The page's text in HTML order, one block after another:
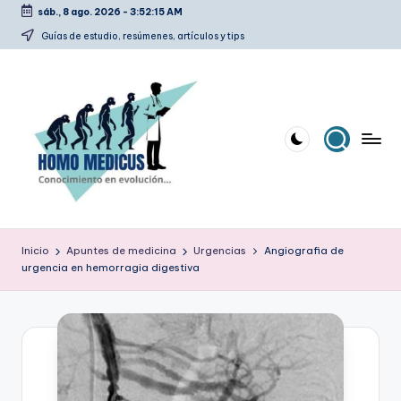
Saltar
sáb., 8 ago. 2026 - 3:52:15 AM
Guías de estudio, resúmenes, artículos y tips
o
m
estudio,
Inicio Apuntes de medicina Urgencias
Angiografia de
urgencia en hemorragia digestiva